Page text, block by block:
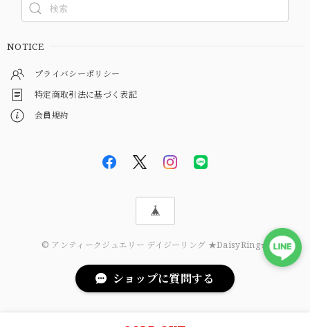
NOTICE
プライバシーポリシー
特定商取引法に基づく表記
会員規約
© アンティークジュエリー デイジーリング ★DaisyRing★
ショップに質問する